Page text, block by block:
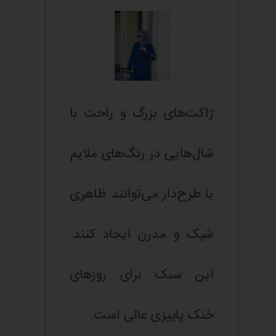
ژاکت‌های بزرگ و راحت با
شال‌هایی در رنگ‌های ملایم
یا طرح‌دار می‌توانند ظاهری
شیک و مدرن ایجاد کنند.
این سبک برای روزهای
خنک پاییزی عالی است.